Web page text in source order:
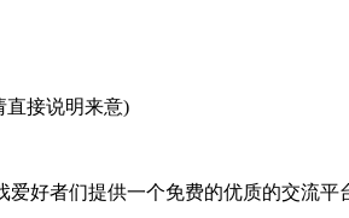
直接说明来意)
爱好者们提供一个免费的优质的交流平